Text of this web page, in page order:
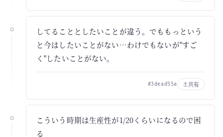
してることとしたいことが違う。でももっという
と今はしたいことがない…わけでもないが"すご
く"したいことがない。
#3dead55a 共有
こういう時期は生産性が1/20くらいになるので困
る